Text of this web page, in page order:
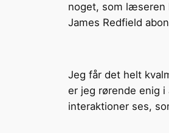
noget, som læseren
James Redfield
Jeg får det helt
er jeg rørende enig
interaktioner ses,